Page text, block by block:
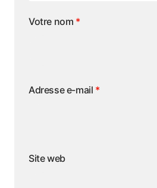
Votre nom *
Adresse e-mail *
Site web